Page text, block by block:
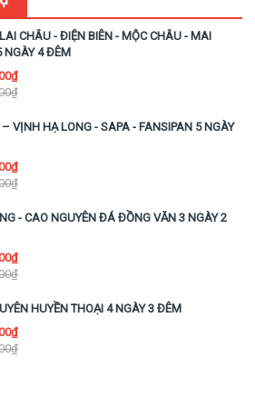
tay vàng, xích đu tử thần, cây
tối tự do vui chơi. Chụp hình với
, tìm hiểu đêm chợ tình Sapa
hay đơn giản là thưởng thức
sản nướng
ấm cái lạnh của Sapa. Nghỉ
CHÂU - ĐIỆN BIÊN - MỘC CHÂU - MAI
NGÀY 4 ĐÊM
VỊNH HẠ LONG - SAPA - FANSIPAN 5 NGÀY
- CAO NGUYÊN ĐÁ ĐỒNG VĂN 3 NGÀY 2
HUYỀN THOẠI 4 NGÀY 3 ĐÊM